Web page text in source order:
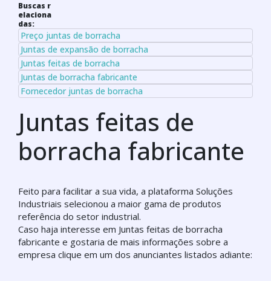
Buscas r
elaciona
das:
Preço juntas de borracha
Juntas de expansão de borracha
Juntas feitas de borracha
Juntas de borracha fabricante
Fornecedor juntas de borracha
Juntas feitas de
borracha fabricante
Feito para facilitar a sua vida, a plataforma Soluções
Industriais selecionou a maior gama de produtos
referência do setor industrial.
Caso haja interesse em Juntas feitas de borracha
fabricante e gostaria de mais informações sobre a
empresa clique em um dos anunciantes listados adiante: